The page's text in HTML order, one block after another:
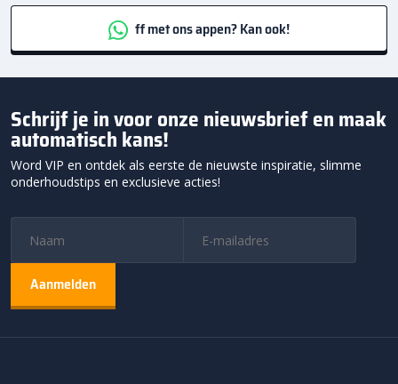
ff met ons appen? Kan ook!
Schrijf je in voor onze nieuwsbrief en maak
automatisch kans!
Word VIP en ontdek als eerste de nieuwste inspiratie, slimme
onderhoudstips en exclusieve acties!